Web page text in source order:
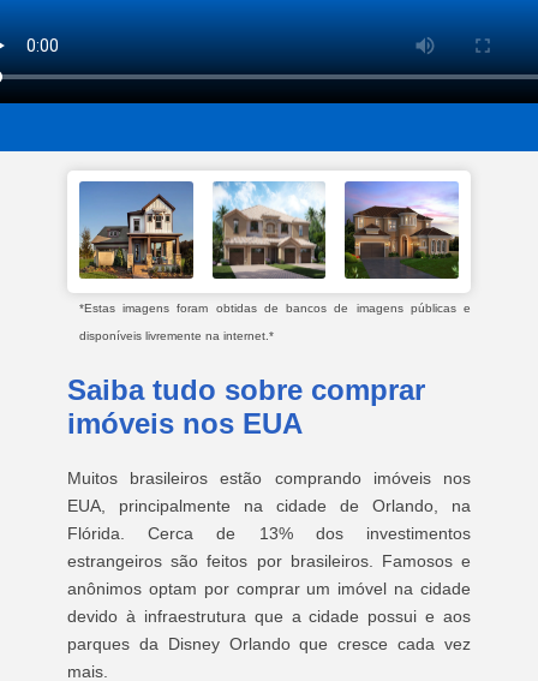
*Estas imagens foram obtidas de bancos de imagens públicas e
disponíveis livremente na internet.*
Saiba tudo sobre comprar
imóveis nos EUA
Muitos brasileiros estão comprando imóveis nos
EUA, principalmente na cidade de Orlando, na
Flórida. Cerca de 13% dos investimentos
estrangeiros são feitos por brasileiros. Famosos e
anônimos optam por comprar um imóvel na cidade
devido à infraestrutura que a cidade possui e aos
parques da Disney Orlando que cresce cada vez
mais.